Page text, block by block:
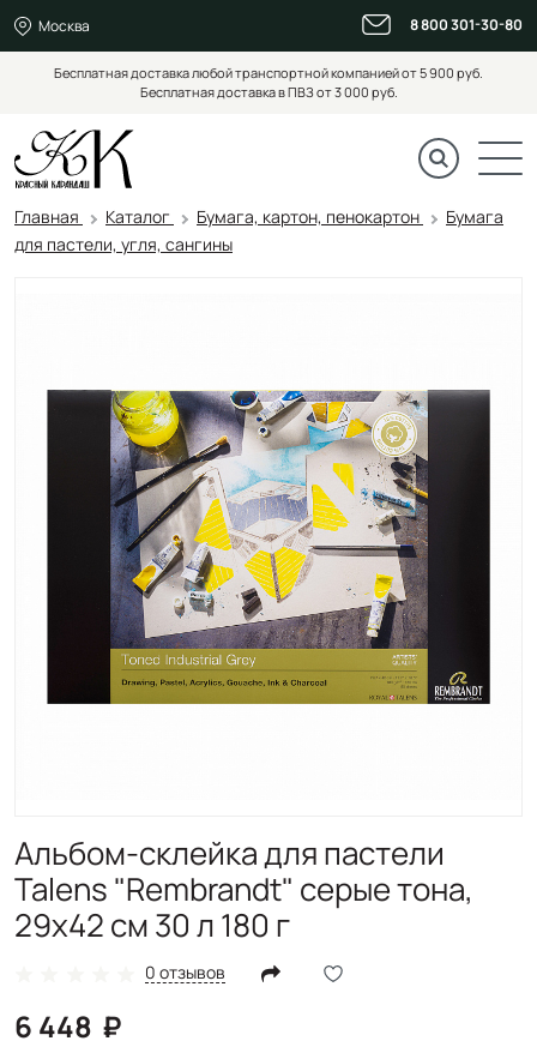
Москва 8 800 301-30-80
Бесплатная доставка любой транспортной компанией от 5 900 руб.
Бесплатная доставка в ПВЗ от 3 000 руб.
Главная Каталог Бумага, картон, пенокартон
Бумага
для пастели, угля, сангины
Альбом-склейка для пастели
Talens "Rembrandt" серые тона,
29х42 см 30 л 180 г
0 отзывов
6 448